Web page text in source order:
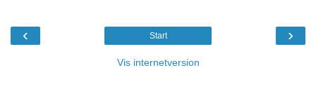
‹ ›
Start
Vis internetversion